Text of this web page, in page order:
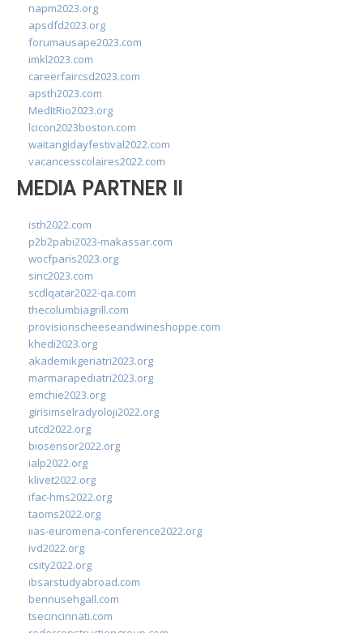
napm2023.org
apsdfd2023.org
forumausape2023.com
imkl2023.com
careerfaircsd2023.com
apsth2023.com
MedItRio2023.org
lcicon2023boston.com
waitangidayfestival2022.com
vacancesscolaires2022.com
MEDIA PARTNER II
isth2022.com
p2b2pabi2023-makassar.com
wocfparis2023.org
sinc2023.com
scdlqatar2022-qa.com
thecolumbiagrill.com
provisionscheeseandwineshoppe.com
khedi2023.org
akademikgeriatri2023.org
marmarapediatri2023.org
emchie2023.org
girisimselradyoloji2022.org
utcd2022.org
biosensor2022.org
ialp2022.org
klivet2022.org
ifac-hms2022.org
taoms2022.org
iias-euromena-conference2022.org
ivd2022.org
csity2022.org
ibsarstudyabroad.com
bennusehgall.com
tsecincinnati.com